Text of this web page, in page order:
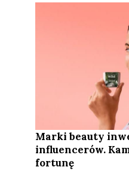
Marki beauty
influencerów.
fortunę